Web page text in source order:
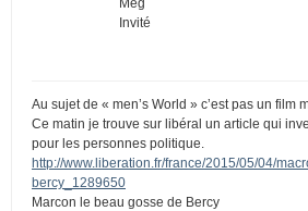
Invité
Au sujet de « men’s World » c’est pas un film
Ce matin je trouve sur libéral un article qui
pour les personnes politique.
http://www.liberation.fr/france/2015/05/04/
bercy_1289650
Marcon le beau gosse de Bercy